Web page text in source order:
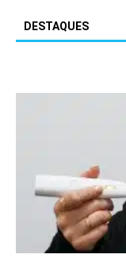
DESTAQUES